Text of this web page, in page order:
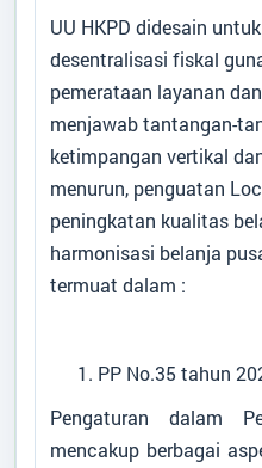
UU HKPD didesain
desentralisasi fiskal
pemerataan layanan
menjawab tantangan-
ketimpangan vertikal
menurun, penguatan
peningkatan kualitas
harmonisasi belanja
termuat dalam :
PP No.35 tahun
Pengaturan dalam
mencakup berbagai